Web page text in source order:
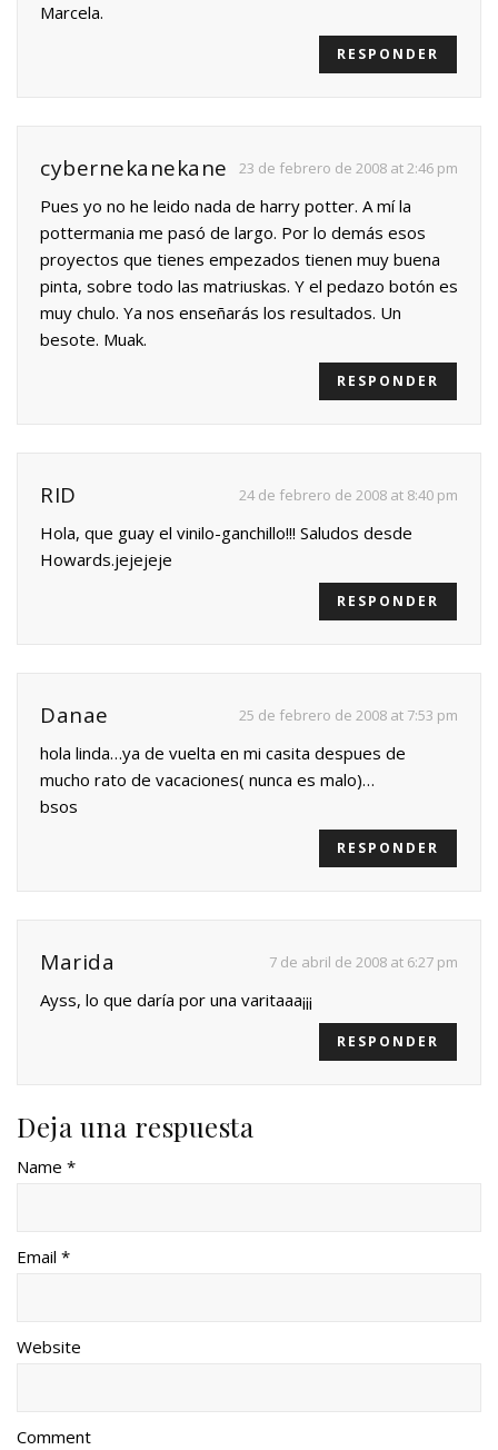
Marcela.
RESPONDER
cybernekanekane 23 de febrero de 2008 at 2:46 pm
Pues yo no he leido nada de harry potter. A mí la
pottermania me pasó de largo. Por lo demás esos
proyectos que tienes empezados tienen muy buena
pinta, sobre todo las matriuskas. Y el pedazo botón es
muy chulo. Ya nos enseñarás los resultados. Un
besote. Muak.
RESPONDER
RID 24 de febrero de 2008 at 8:40 pm
Hola, que guay el vinilo-ganchillo!!! Saludos desde
Howards.jejejeje
RESPONDER
Danae 25 de febrero de 2008 at 7:53 pm
hola linda…ya de vuelta en mi casita despues de
mucho rato de vacaciones( nunca es malo)…
bsos
RESPONDER
Marida 7 de abril de 2008 at 6:27 pm
Ayss, lo que daría por una varitaaa¡¡¡
RESPONDER
Deja una respuesta
Name *
Email *
Website
Comment